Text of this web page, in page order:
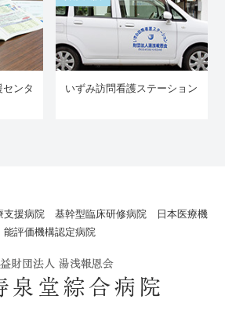
ンタ
いずみ訪問看護ステーション
支援病院 基幹型臨床研修病院 日本医療機
能評価機構認定病院